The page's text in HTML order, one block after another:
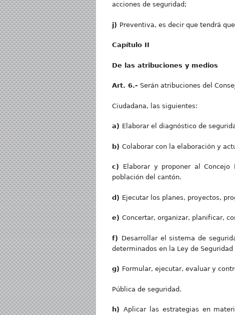
acciones de seguridad;
j) Preventiva, es decir que tendrá
Capítulo II
De las atribuciones y medios
Art. 6.- Serán atribuciones del
Ciudadana, las siguientes:
a) Elaborar el diagnóstico de
b) Colaborar con la elaboración y
c) Elaborar y proponer al
población del cantón.
d) Ejecutar los planes, proyectos,
e) Concertar, organizar, planificar,
f) Desarrollar el sistema de
determinados en la Ley de
g) Formular, ejecutar, evaluar y
Pública de seguridad.
h) Aplicar las estrategias en